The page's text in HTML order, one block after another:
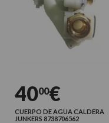
4000€
CUERPO DE AGUA CALDERA
JUNKERS 8738706562